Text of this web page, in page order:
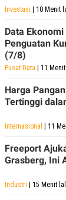
Investasi | 10 Menit
Data
Penguatan
(7/8)
Pusat Data | 11
Harga
Tertinggi
Internasional | 11
Freeport
Grasberg, Ini
Industri | 15 Menit